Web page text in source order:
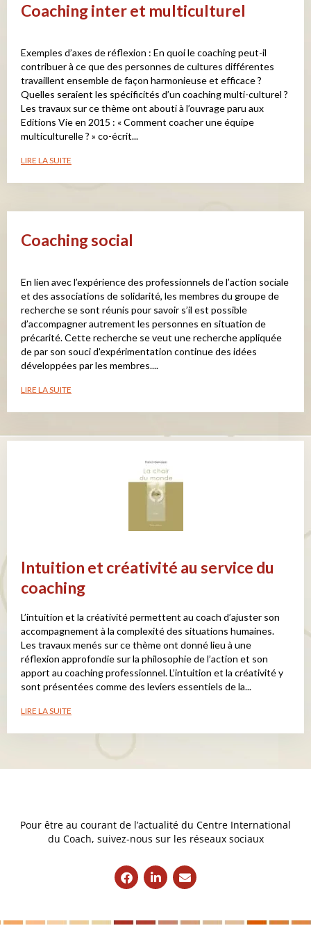
Coaching inter et multiculturel
Exemples d’axes de réflexion : En quoi le coaching peut-il
contribuer à ce que des personnes de cultures différentes
travaillent ensemble de façon harmonieuse et efficace ?
Quelles seraient les spécificités d’un coaching multi-culturel ?
Les travaux sur ce thème ont abouti à l’ouvrage paru aux
Editions Vie en 2015 : « Comment coacher une équipe
multiculturelle ? » co-écrit...
LIRE LA SUITE
Coaching social
En lien avec l’expérience des professionnels de l’action sociale
et des associations de solidarité, les membres du groupe de
recherche se sont réunis pour savoir s’il est possible
d’accompagner autrement les personnes en situation de
précarité. Cette recherche se veut une recherche appliquée
de par son souci d’expérimentation continue des idées
développées par les membres....
LIRE LA SUITE
Intuition et créativité au service du
coaching
L’intuition et la créativité permettent au coach d’ajuster son
accompagnement à la complexité des situations humaines.
Les travaux menés sur ce thème ont donné lieu à une
réflexion approfondie sur la philosophie de l’action et son
apport au coaching professionnel. L’intuition et la créativité y
sont présentées comme des leviers essentiels de la...
LIRE LA SUITE
Pour être au courant de l’actualité du Centre International
du Coach, suivez-nous sur les réseaux sociaux